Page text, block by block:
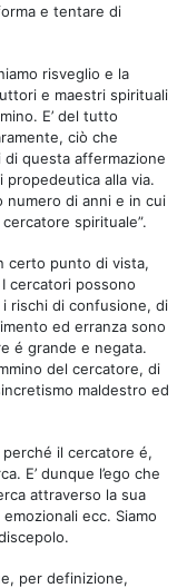
e tentare di
risveglio e la
e maestri spirituali
E’ del tutto
ciò che
questa affermazione
propedeutica alla via.
numero di anni e in cui
spirituale”.
certo punto di vista,
cercatori possono
rischi di confusione, di
ed erranza sono
é grande e negata.
del cercatore, di
maldestro ed
il cercatore é,
E’ dunque l’ego che
attraverso la sua
ecc. Siamo
per definizione,